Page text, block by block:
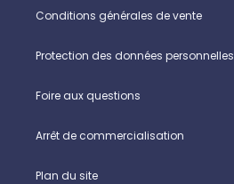
Conditions générales de vente
Protection des données personnelles
Foire aux questions
Arrêt de commercialisation
Plan du site